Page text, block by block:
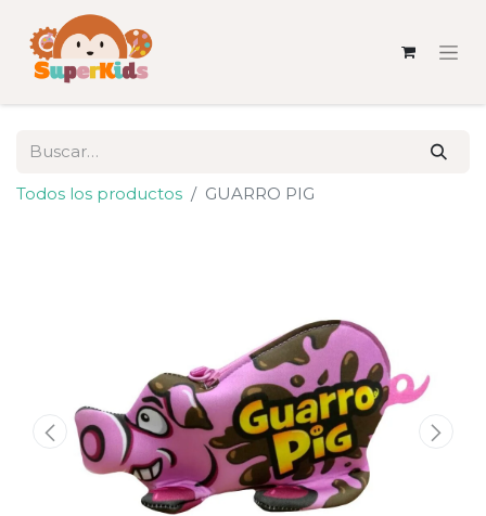
Todos los productos GUARRO PIG